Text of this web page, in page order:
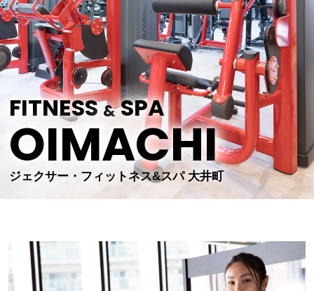
FITNESS & SPA
OIMACHI
ジェクサー・フィットネス&スパ 大井町